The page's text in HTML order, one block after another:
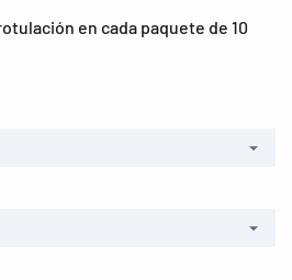
en cada paquete de 10